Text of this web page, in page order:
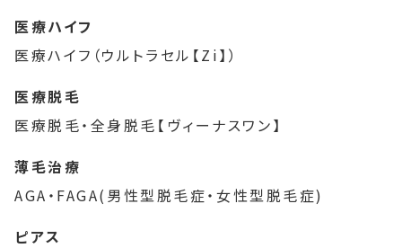
医療ハイフ
医療ハイフ（ウルトラセル【Zi】）
医療脱毛
医療脱毛・全身脱毛【ヴィーナスワン】
薄毛治療
AGA・FAGA(男性型脱毛症・女性型脱毛症)
ピアス